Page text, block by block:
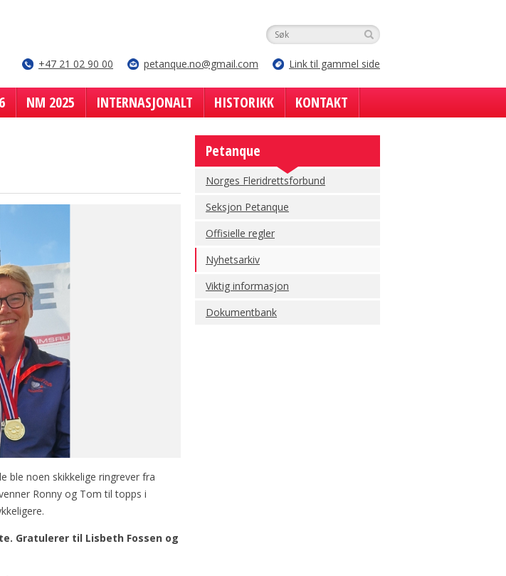
+47 21 02 90 00 petanque.no@gmail.com Link til gammel side
NM 2025 INTERNASJONALT HISTORIKK KONTAKT
ble noen skikkelige ringrever fra
Ronny og Tom til topps i
Gratulerer til Lisbeth Fossen og
Petanque
Norges Fleridrettsforbund
Seksjon Petanque
Offisielle regler
Nyhetsarkiv
Viktig informasjon
Dokumentbank